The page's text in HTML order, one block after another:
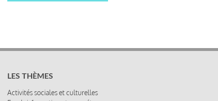
LES THÈMES
Activités sociales et culturelles